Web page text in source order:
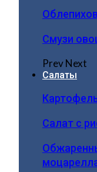
Смузи
PrevNext
Салаты
Салат с